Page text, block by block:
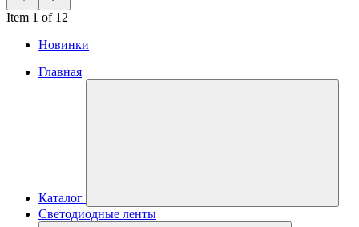
Item 1 of 12
Новинки
Главная
Каталог
Светодиодные ленты